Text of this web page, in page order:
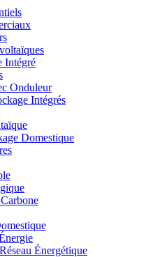
Intégré
Onduleur
Intégrés
Domestique
Énergétique